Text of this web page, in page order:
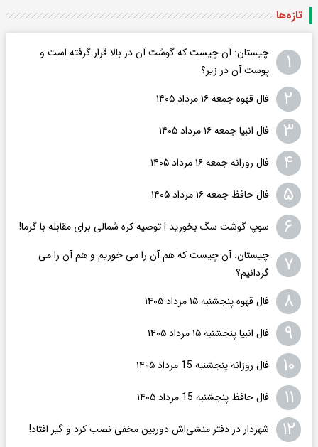
تازه‌ها
۱
چیستان: آن چیست که گوشت آن در بالا قرار گرفته است و
پوست آن در زیر؟
۲ فال قهوه جمعه ۱۶ مرداد ۱۴۰۵
۳ فال انبیا جمعه ۱۶ مرداد ۱۴۰۵
۴ فال روزانه جمعه ۱۶ مرداد ۱۴۰۵
۵ فال حافظ جمعه ۱۶ مرداد ۱۴۰۵
۶ سوپ گوشت سگ بخورید | توصیه کره شمالی برای مقابله با گرما!
۷
چیستان: آن چیست که هم آن را می خوریم و هم آن را می
گردانیم؟
۸ فال قهوه پنجشنبه ۱۵ مرداد ۱۴۰۵
۹ فال انبیا پنجشنبه ۱۵ مرداد ۱۴۰۵
۱۰ فال روزانه پنجشنبه 15 مرداد ۱۴۰۵
۱۱ فال حافظ پنجشنبه 15 مرداد ۱۴۰۵
۱۲ شهردار در دفتر منشی‌اش دوربین مخفی نصب کرد و گیر افتاد!